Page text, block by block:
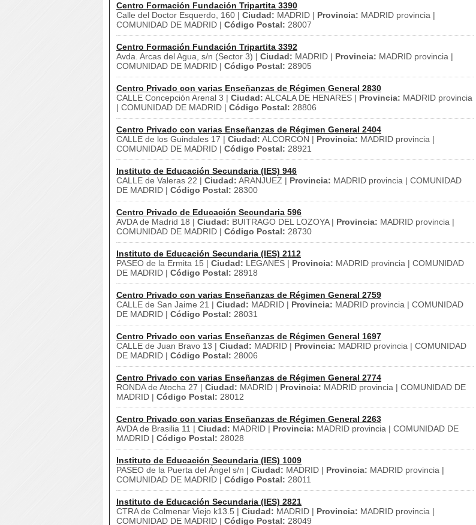
Centro Formación Fundación Tripartita 3390
Calle del Doctor Esquerdo, 160 | Ciudad: MADRID | Provincia: MADRID provincia |
COMUNIDAD DE MADRID | Código Postal: 28007
Centro Formación Fundación Tripartita 3392
Avda. Arcas del Agua, s/n (Sector 3) | Ciudad: MADRID | Provincia: MADRID provincia |
COMUNIDAD DE MADRID | Código Postal: 28905
Centro Privado con varias Enseñanzas de Régimen General 2830
CALLE Concepción Arenal 3 | Ciudad: ALCALA DE HENARES | Provincia: MADRID provincia
| COMUNIDAD DE MADRID | Código Postal: 28806
Centro Privado con varias Enseñanzas de Régimen General 2404
CALLE de los Guindales 17 | Ciudad: ALCORCON | Provincia: MADRID provincia |
COMUNIDAD DE MADRID | Código Postal: 28921
Instituto de Educación Secundaria (IES) 946
CALLE de Valeras 22 | Ciudad: ARANJUEZ | Provincia: MADRID provincia | COMUNIDAD
DE MADRID | Código Postal: 28300
Centro Privado de Educación Secundaria 596
AVDA de Madrid 18 | Ciudad: BUITRAGO DEL LOZOYA | Provincia: MADRID provincia |
COMUNIDAD DE MADRID | Código Postal: 28730
Instituto de Educación Secundaria (IES) 2112
PASEO de la Ermita 15 | Ciudad: LEGANES | Provincia: MADRID provincia | COMUNIDAD
DE MADRID | Código Postal: 28918
Centro Privado con varias Enseñanzas de Régimen General 2759
CALLE de San Jaime 21 | Ciudad: MADRID | Provincia: MADRID provincia | COMUNIDAD
DE MADRID | Código Postal: 28031
Centro Privado con varias Enseñanzas de Régimen General 1697
CALLE de Juan Bravo 13 | Ciudad: MADRID | Provincia: MADRID provincia | COMUNIDAD
DE MADRID | Código Postal: 28006
Centro Privado con varias Enseñanzas de Régimen General 2774
RONDA de Atocha 27 | Ciudad: MADRID | Provincia: MADRID provincia | COMUNIDAD DE
MADRID | Código Postal: 28012
Centro Privado con varias Enseñanzas de Régimen General 2263
AVDA de Brasilia 11 | Ciudad: MADRID | Provincia: MADRID provincia | COMUNIDAD DE
MADRID | Código Postal: 28028
Instituto de Educación Secundaria (IES) 1009
PASEO de la Puerta del Ángel s/n | Ciudad: MADRID | Provincia: MADRID provincia |
COMUNIDAD DE MADRID | Código Postal: 28011
Instituto de Educación Secundaria (IES) 2821
CTRA de Colmenar Viejo k13.5 | Ciudad: MADRID | Provincia: MADRID provincia |
COMUNIDAD DE MADRID | Código Postal: 28049